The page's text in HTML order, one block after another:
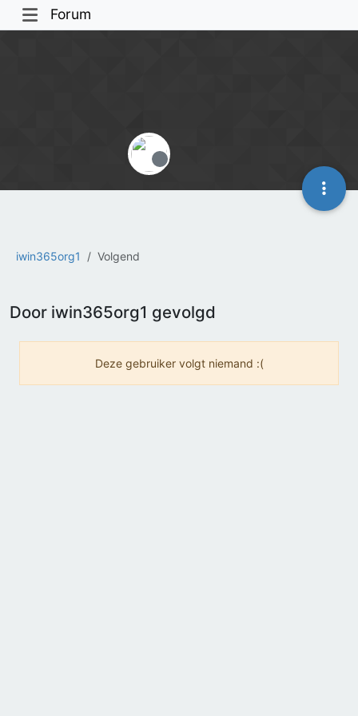
Forum
iwin365org1 Volgend
Offline
Door iwin365org1 gevolgd
Deze gebruiker volgt niemand :(